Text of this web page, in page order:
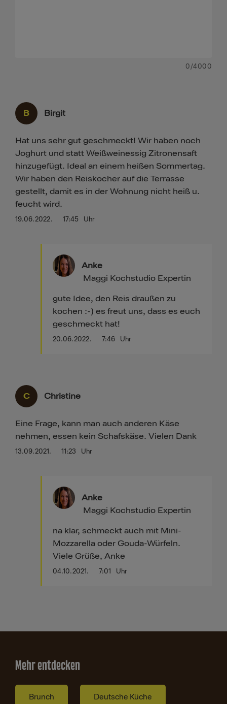
0 /4000
B Birgit
19.06.2022. 17:45 Uhr
Hat uns sehr gut geschmeckt! Wir haben noch
Joghurt und statt Weißweinessig Zitronensaft
hinzugefügt. Ideal an einem heißen Sommertag.
Wir haben den Reiskocher auf die Terrasse
gestellt, damit es in der Wohnung nicht heiß u.
feucht wird.
Anke
20.06.2022. 7:46 Uhr
Maggi Kochstudio Expertin
gute Idee, den Reis draußen zu
kochen :-) es freut uns, dass es euch
geschmeckt hat!
C Christine
13.09.2021. 11:23 Uhr
Eine Frage, kann man auch anderen Käse
nehmen, essen kein Schafskäse. Vielen Dank
Anke
04.10.2021. 7:01 Uhr
Maggi Kochstudio Expertin
na klar, schmeckt auch mit Mini-
Mozzarella oder Gouda-Würfeln.
Viele Grüße, Anke
Mehr entdecken
Brunch Deutsche Küche